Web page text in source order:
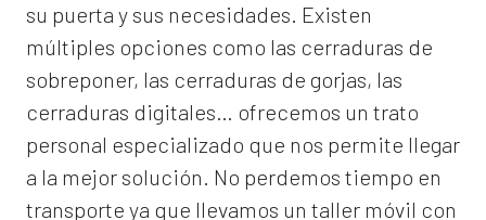
su puerta y sus necesidades. Existen
múltiples opciones como las cerraduras de
sobreponer, las cerraduras de gorjas, las
cerraduras digitales… ofrecemos un trato
personal especializado que nos permite llegar
a la mejor solución. No perdemos tiempo en
transporte ya que llevamos un taller móvil con